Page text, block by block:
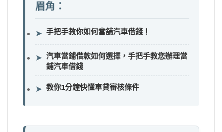
眉角：
➤ 手把手教你如何當舖汽車借錢！
➤ 汽車當鋪借款如何選擇，手把手教您辦理當
鋪汽車借錢
➤ 教你1分鐘快懂車貸審核條件